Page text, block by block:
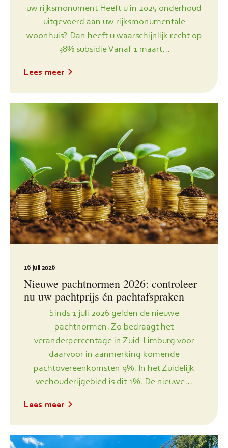
uw rijksmonument Heeft u in 2025 onderhoud
uitgevoerd aan uw rijksmonumentale
woonhuis? Dan heeft u waarschijnlijk recht op
38% subsidie Vanaf 1 maart...
Lees meer
16 juli 2026
Nieuwe pachtnormen 2026: controleer
nu uw pachtprijs én pachtafspraken
Sinds 1 juli 2026 gelden de nieuwe
pachtnormen. Zo bedraagt het
veranderpercentage in Zuid-Limburg voor
daarvoor in aanmerking komende
pachtovereenkomsten 9%. In het Zuidelijk
veehouderijgebied is dit 1%. De nieuwe...
Lees meer